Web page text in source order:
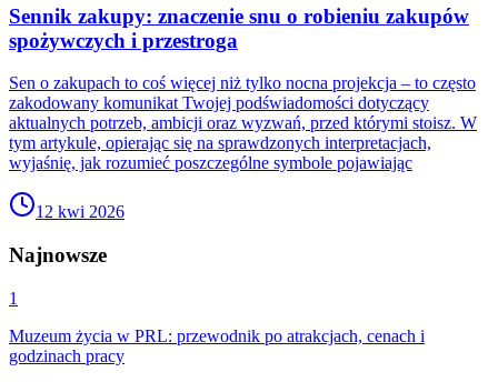
Sennik zakupy: znaczenie snu o robieniu zakupów
spożywczych i przestroga
Sen o zakupach to coś więcej niż tylko nocna projekcja – to często
zakodowany komunikat Twojej podświadomości dotyczący
aktualnych potrzeb, ambicji oraz wyzwań, przed którymi stoisz. W
tym artykule, opierając się na sprawdzonych interpretacjach,
wyjaśnię, jak rozumieć poszczególne symbole pojawiając
12 kwi 2026
Najnowsze
1
Muzeum życia w PRL: przewodnik po atrakcjach, cenach i
godzinach pracy